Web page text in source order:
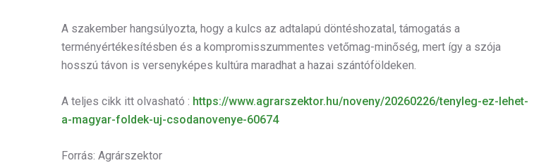
A szakember hangsúlyozta, hogy a kulcs az adtalapú döntéshozatal, támogatás a
terményértékesítésben és a kompromisszummentes vetőmag-minőség, mert így a szója
hosszú távon is versenyképes kultúra maradhat a hazai szántóföldeken.
A teljes cikk itt olvasható : https://www.agrarszektor.hu/noveny/20260226/tenyleg-ez-lehet-
a-magyar-foldek-uj-csodanovenye-60674
Forrás: Agrárszektor